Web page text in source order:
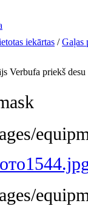
iekārtas /Gaļas
Verbufa priekš desu